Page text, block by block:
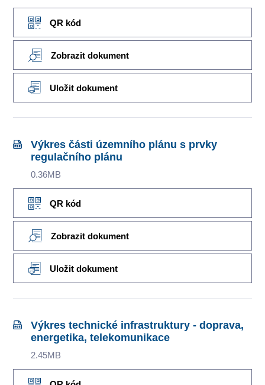
QR kód
Zobrazit dokument
Uložit dokument
Výkres části územního plánu s prvky
regulačního plánu
0.36MB
QR kód
Zobrazit dokument
Uložit dokument
Výkres technické infrastruktury - doprava,
energetika, telekomunikace
2.45MB